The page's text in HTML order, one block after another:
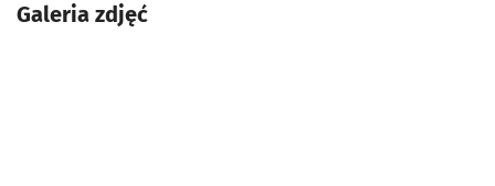
Galeria zdjęć